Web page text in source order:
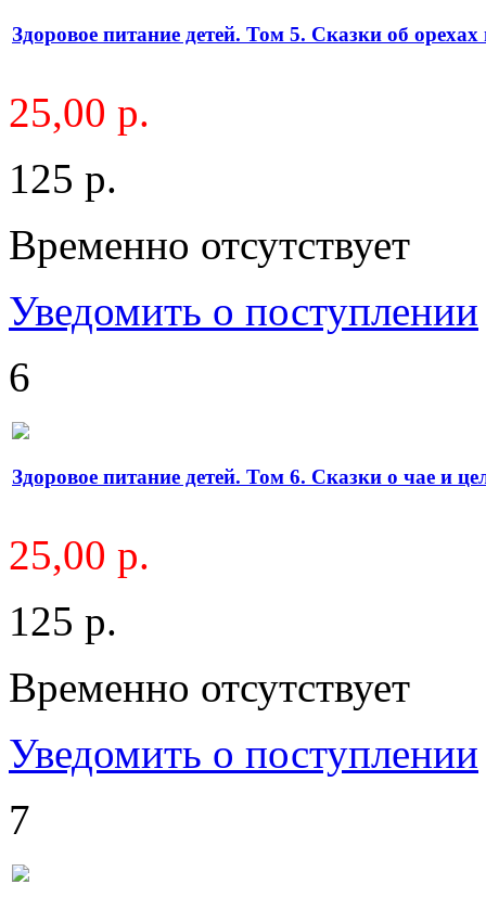
Здоровое питание детей. Том 5. Сказки об
25,00 р.
125 р.
Временно отсутствует
Уведомить о поступлении
6
Здоровое питание детей. Том 6. Сказки о чае и
25,00 р.
125 р.
Временно отсутствует
Уведомить о поступлении
7